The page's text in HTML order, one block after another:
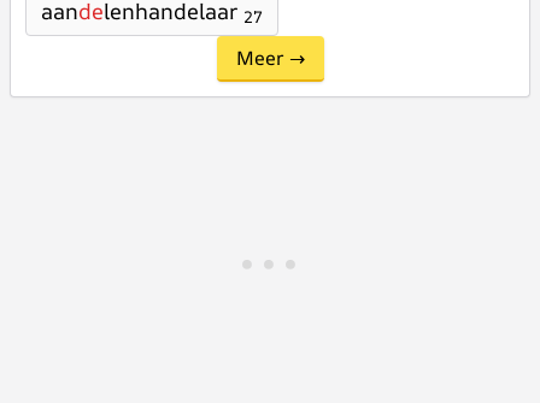
aandelenhandelaar 27
Meer →